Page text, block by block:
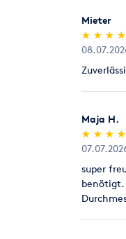
Mieter
(*)
★
★
(*) ★
★
(*) ★
★
(*) ★
★
(*)
Maja H.
(*)
★
★
(*) ★
★
(*) ★
★
(*) ★
★
(*)
super
benötigt.